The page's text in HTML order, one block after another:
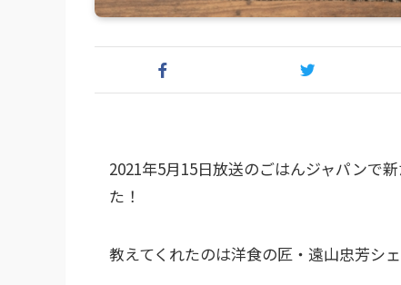
2021年5月15日放送のごはんジャパンで
た！
教えてくれたのは洋食の匠・遠山忠芳シェ